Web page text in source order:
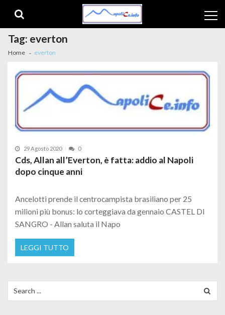
Tag: everton
Home everton
29 Agosto 2020 0
Cds, Allan all’Everton, è fatta: addio al Napoli
dopo cinque anni
Ancelotti prende il centrocampista brasiliano per 25
milioni più bonus: lo corteggiava da gennaio CASTEL DI
SANGRO - Allan saluta il Napo
LEGGI TUTTO